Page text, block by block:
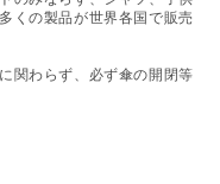
くの製品が世界各国で販売
関わらず、必ず傘の開閉等